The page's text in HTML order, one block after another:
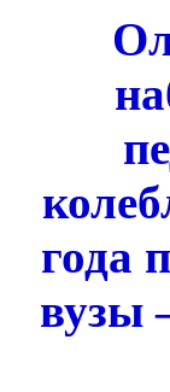
года
вузы